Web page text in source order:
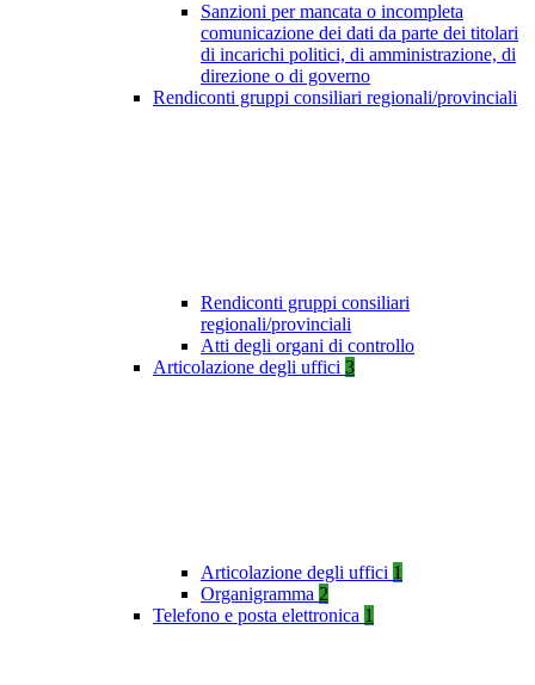
Sanzioni per mancata o incompleta
comunicazione dei dati da parte dei titolari
di incarichi politici, di amministrazione, di
direzione o di governo
Rendiconti gruppi consiliari regionali/provinciali
Rendiconti gruppi consiliari
regionali/provinciali
Atti degli organi di controllo
Articolazione degli uffici 3
Articolazione degli uffici 1
Organigramma 2
Telefono e posta elettronica 1